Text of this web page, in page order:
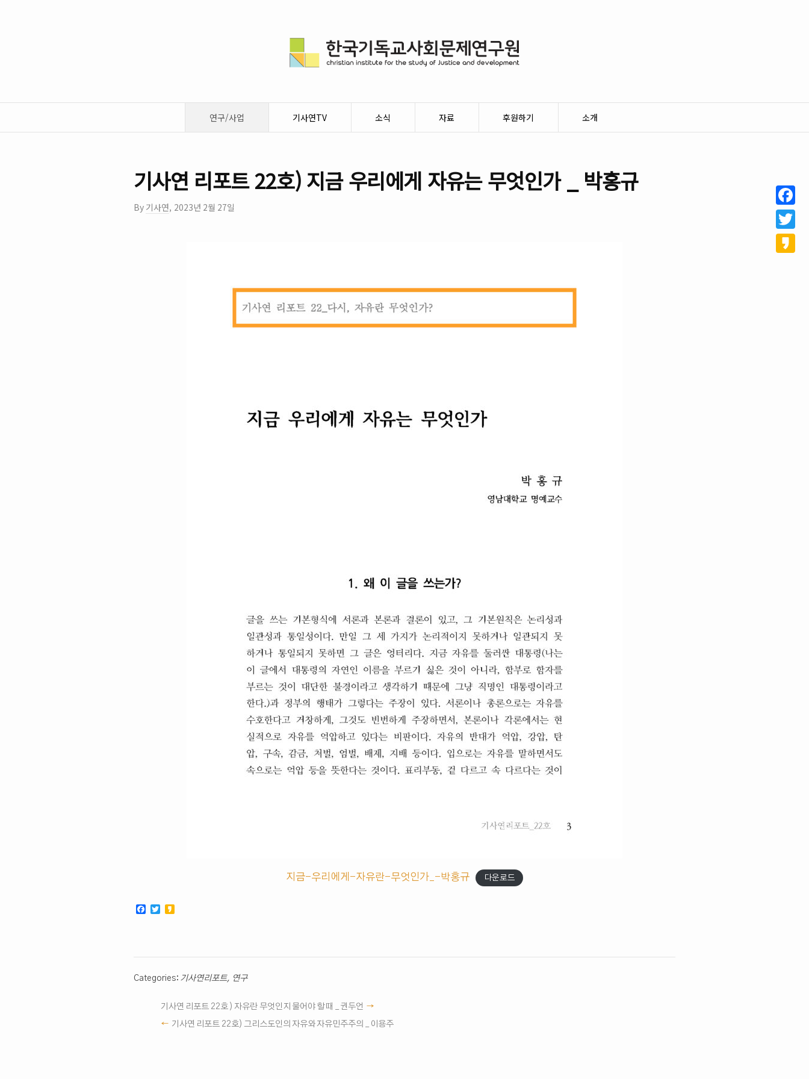
연구/사업 기사연TV 소식 자료 후원하기 소개
기사연 리포트 22호) 지금 우리에게 자유는 무엇인가 _ 박홍규
By 기사연, 2023년 2월 27일
지금-우리에게-자유란-무엇인가_-박홍규 다운로드
Facebook
Twitter
Categories: 기사연리포트, 연구
기사연 리포트 22호 ) 자유란 무엇인지 물어야 할 때 _ 권두언
기사연 리포트 22호) 그리스도인의 자유와 자유민주주의 _ 이용주
Twitter